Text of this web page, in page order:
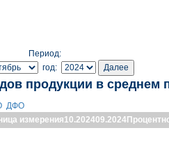
Период:
год:
продукции в среднем
ДФО
измерения10.202409.2024